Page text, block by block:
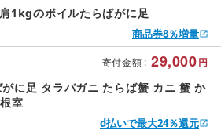
1kgのボイルたらばがに足
商品券8％増量
寄付金額 : 29,000円
に足 タラバガニ たらば蟹 カニ 蟹 か
室
d払いで最大24％還元